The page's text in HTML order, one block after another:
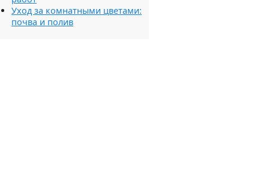
Уход за комнатными цветами:
почва и полив